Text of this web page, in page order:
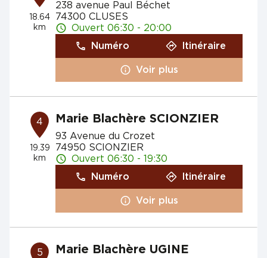
18.64
km
238 avenue Paul Béchet
74300 CLUSES
Ouvert 06:30 - 20:00
Numéro
Itinéraire
Voir plus
4
19.39
km
Marie Blachère SCIONZIER
93 Avenue du Crozet
74950 SCIONZIER
Ouvert 06:30 - 19:30
Numéro
Itinéraire
Voir plus
5 Marie Blachère UGINE